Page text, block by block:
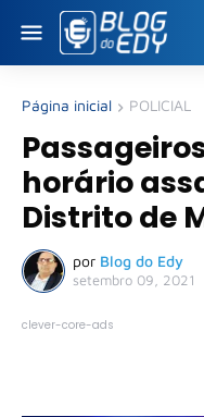
Página inicial POLICIAL
horário
Distrito de
por Blog do Edy
setembro 09, 2021
clever-core-ads